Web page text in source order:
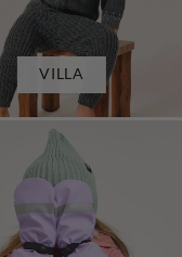
VILLA